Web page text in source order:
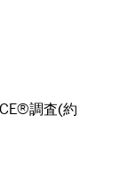
調査(約